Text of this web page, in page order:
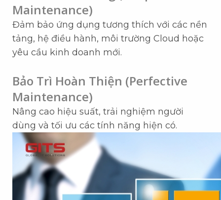
Maintenance)
Đảm bảo ứng dụng tương thích với các nền
tảng, hệ điều hành, môi trường Cloud hoặc
yêu cầu kinh doanh mới.
Bảo Trì Hoàn Thiện (Perfective
Maintenance)
Nâng cao hiệu suất, trải nghiệm người
dùng và tối ưu các tính năng hiện có.